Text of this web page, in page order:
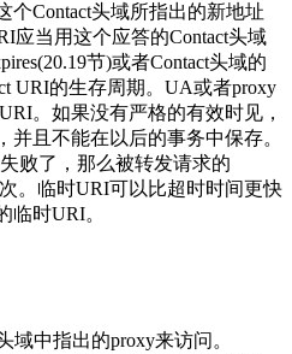
Contact头域所指出的新地址
应当用这个应答的Contact头域
节)或者Contact头域的
URI的生存周期。UA或者proxy
。如果没有严格的有效时见，
且不能在以后的事务中保存。
败了，那么被转发请求的
。临时URI可以比超时时间更快
临时URI。
域中指出的proxy来访问。